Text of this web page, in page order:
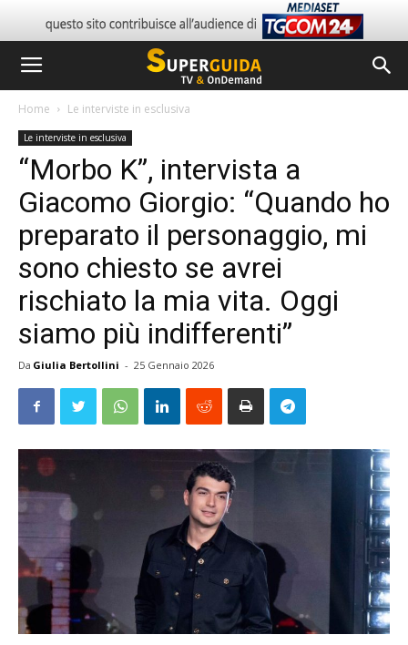
Home Le interviste in esclusiva
Le interviste in esclusiva
“Morbo K”, intervista a
Giacomo Giorgio: “Quando ho
preparato il personaggio, mi
sono chiesto se avrei
rischiato la mia vita. Oggi
siamo più indifferenti”
Da Giulia Bertollini - 25 Gennaio 2026